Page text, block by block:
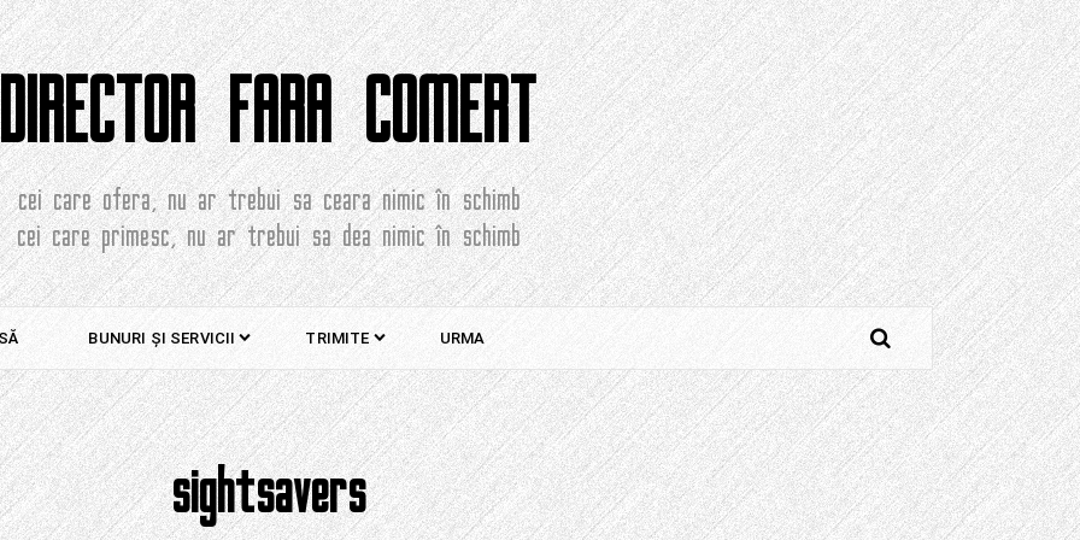
DIRECTOR FARA COMERT
cei care ofera, nu ar trebui sa ceara nimic în schimb
cei care primesc, nu ar trebui sa dea nimic în schimb
BUNURI ȘI SERVICII TRIMITE URMA
sightsavers